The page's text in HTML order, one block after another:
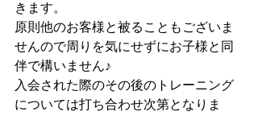
きます。
原則他のお客様と被ることもございま
せんので周りを気にせずにお子様と同
伴で構いません♪
入会された際のその後のトレーニング
については打ち合わせ次第となりま